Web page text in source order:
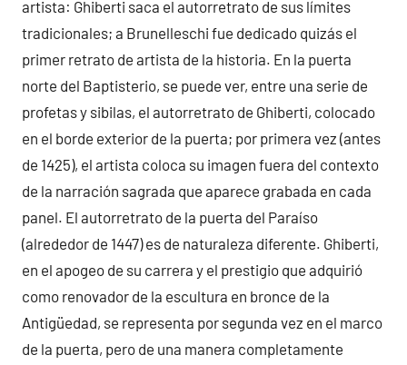
artista: Ghiberti saca el autorretrato de sus límites
tradicionales; a Brunelleschi fue dedicado quizás el
primer retrato de artista de la historia. En la puerta
norte del Baptisterio, se puede ver, entre una serie de
profetas y sibilas, el autorretrato de Ghiberti, colocado
en el borde exterior de la puerta; por primera vez (antes
de 1425), el artista coloca su imagen fuera del contexto
de la narración sagrada que aparece grabada en cada
panel. El autorretrato de la puerta del Paraíso
(alrededor de 1447) es de naturaleza diferente. Ghiberti,
en el apogeo de su carrera y el prestigio que adquirió
como renovador de la escultura en bronce de la
Antigüedad, se representa por segunda vez en el marco
de la puerta, pero de una manera completamente